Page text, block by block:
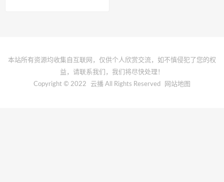
本站所有资源均收集自互联网，仅供个人欣赏交流，如不慎侵犯了您的权
益，请联系我们，我们将尽快处理！
Copyright © 2022
云播 All Rights Reserved 网站地图